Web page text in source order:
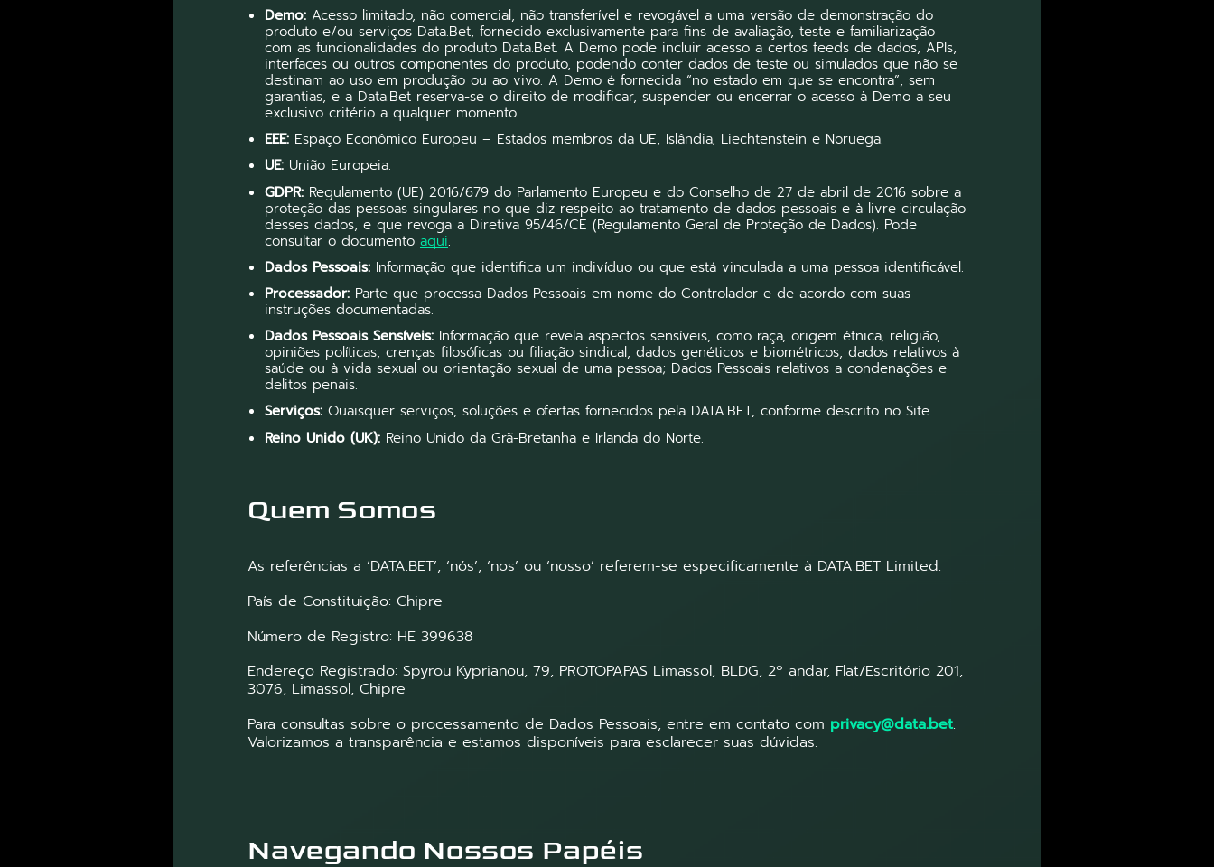
Demo: Acesso limitado, não comercial, não transferível e revogável a uma versão de demonstração do
produto e/ou serviços Data.Bet, fornecido exclusivamente para fins de avaliação, teste e familiarização
com as funcionalidades do produto Data.Bet. A Demo pode incluir acesso a certos feeds de dados, APIs,
interfaces ou outros componentes do produto, podendo conter dados de teste ou simulados que não se
destinam ao uso em produção ou ao vivo. A Demo é fornecida “no estado em que se encontra”, sem
garantias, e a Data.Bet reserva-se o direito de modificar, suspender ou encerrar o acesso à Demo a seu
exclusivo critério a qualquer momento.
EEE: Espaço Econômico Europeu – Estados membros da UE, Islândia, Liechtenstein e Noruega.
UE: União Europeia.
GDPR: Regulamento (UE) 2016/679 do Parlamento Europeu e do Conselho de 27 de abril de 2016 sobre a
proteção das pessoas singulares no que diz respeito ao tratamento de dados pessoais e à livre circulação
desses dados, e que revoga a Diretiva 95/46/CE (Regulamento Geral de Proteção de Dados). Pode
consultar o documentoaqui.
Dados Pessoais: Informação que identifica um indivíduo ou que está vinculada a uma pessoa identificável.
Processador: Parte que processa Dados Pessoais em nome do Controlador e de acordo com suas
instruções documentadas.
Dados Pessoais Sensíveis: Informação que revela aspectos sensíveis, como raça, origem étnica, religião,
opiniões políticas, crenças filosóficas ou filiação sindical, dados genéticos e biométricos, dados relativos à
saúde ou à vida sexual ou orientação sexual de uma pessoa; Dados Pessoais relativos a condenações e
delitos penais.
Serviços: Quaisquer serviços, soluções e ofertas fornecidos pela DATA.BET, conforme descrito no Site.
Reino Unido (UK): Reino Unido da Grã-Bretanha e Irlanda do Norte.
Quem Somos
As referências a ‘DATA.BET’, ‘nós’, ‘nos’ ou ‘nosso’ referem-se especificamente à DATA.BET Limited.
País de Constituição: Chipre
Número de Registro: HE 399638
Endereço Registrado: Spyrou Kyprianou, 79, PROTOPAPAS Limassol, BLDG, 2º andar, Flat/Escritório 201,
3076, Limassol, Chipre
Para consultas sobre o processamento de Dados Pessoais, entre em contato com privacy@data.bet.
Valorizamos a transparência e estamos disponíveis para esclarecer suas dúvidas.
Navegando Nossos Papéis